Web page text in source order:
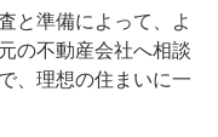
と準備によって、よ
の不動産会社へ相談
、理想の住まいに一